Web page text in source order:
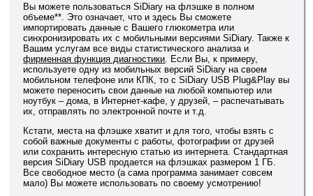
Вы можете пользоваться SiDiary на флэшке в полном
объеме**. Это означает, что и здесь Вы сможете
импортировать данные с Вашего глюкометра или
синхронизировать их с мобильными версиями SiDiary. Также к
Вашим услугам все виды статистического анализа и
фирменная функция диагностики . Если Вы, к примеру,
используете одну из мобильных версий SiDiary на своем
мобильном телефоне или КПК, то с SiDiary USB Plug&Play вы
можете переносить свои данные на любой компьютер или
ноутбук – дома, в Интернет-кафе, у друзей, – распечатывать
их, отправлять по электронной почте и т.д.
Кстати, места на флэшке хватит и для того, чтобы взять с
собой важные документы с работы, фотографии от друзей
или сохранить интересную статью из интернета. Стандартная
версия SiDiary USB продается на флэшках размером 1 ГБ.
Все свободное место (а сама программа занимает совсем
мало) Вы можете использовать по своему усмотрению!